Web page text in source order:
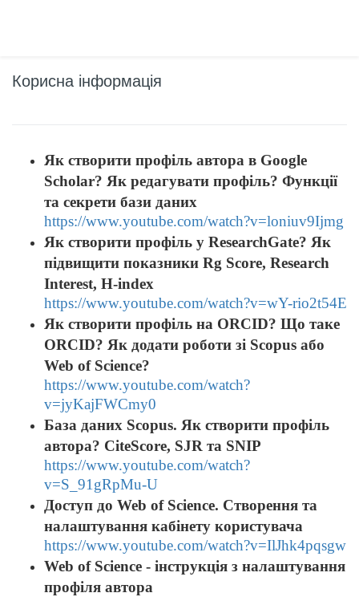
Корисна інформація
Як створити профіль автора в Google
Scholar? Як редагувати профіль? Функції
та секрети бази даних
https://www.youtube.com/watch?v=loniuv9Ijmg
Як створити профіль у ResearchGate? Як
підвищити показники Rg Score, Research
Interest, H-index
https://www.youtube.com/watch?v=wY-rio2t54E
Як створити профіль на ORCID? Що таке
ORCID? Як додати роботи зі Scopus або
Web of Science?
https://www.youtube.com/watch?
v=jyKajFWCmy0
База даних Scopus. Як створити профіль
автора? CiteScore, SJR та SNIP
https://www.youtube.com/watch?
v=S_91gRpMu-U
Доступ до Web of Science. Створення та
налаштування кабінету користувача
https://www.youtube.com/watch?v=IlJhk4pqsgw
Web of Science - інструкція з налаштування
профіля автора